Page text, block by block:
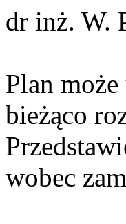
dr inż. W.
Plan
bieżąco
wobec